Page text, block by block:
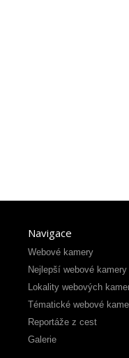
Navigace
Webové kamery
Nejlepší webové kamery
Lokality webových
Tématické webové
Reportáže z cest
Galerie